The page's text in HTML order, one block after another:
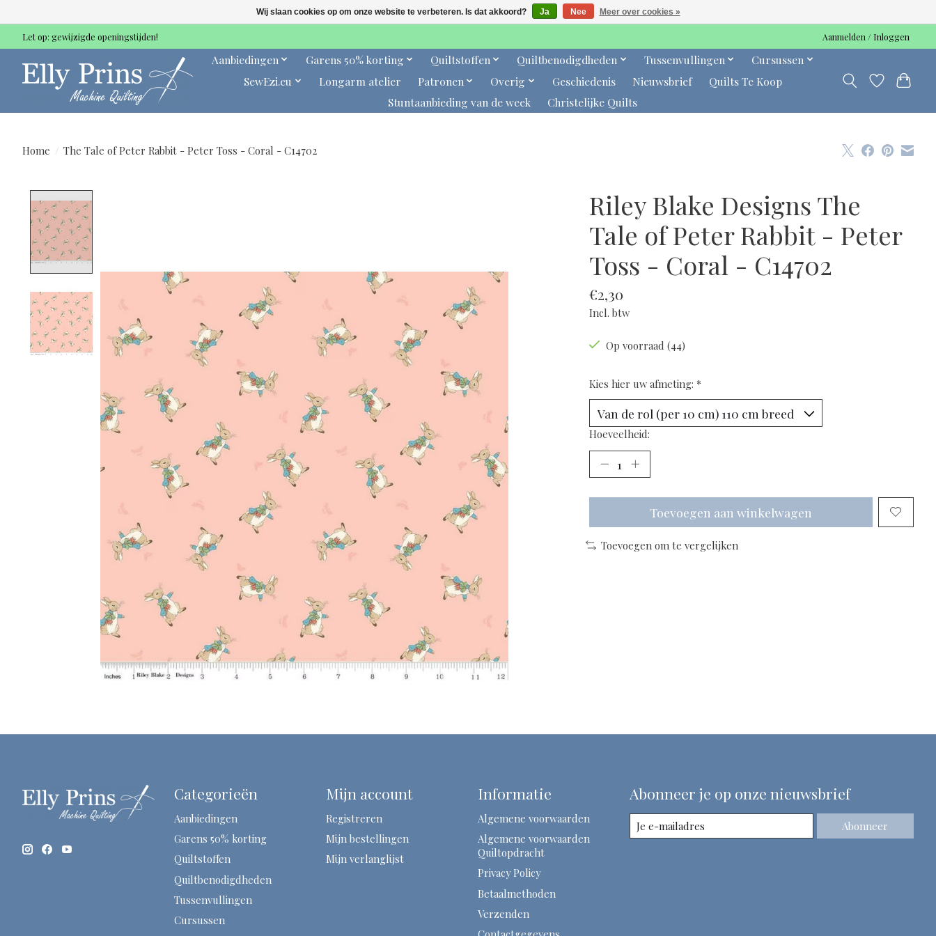
Let op: gewijzigde openingstijden! Aanmelden / Inloggen
Aanbiedingen Garens 50% korting Quiltstoffen Quiltbenodigdheden Tussenvullingen
Cursussen
SewEzi.eu
Longarm atelier Patronen Overig Geschiedenis Nieuwsbrief
Quilts Te Koop
Stuntaanbieding van de week
Christelijke Quilts
Home / The Tale of Peter Rabbit - Peter Toss - Coral - C14702
Riley Blake Designs The
Tale of Peter Rabbit - Peter
Toss - Coral - C14702
€2,30
Incl. btw
Op voorraad (44)
Kies hier uw afmeting: *
Hoeveelheid:
Toevoegen aan winkelwagen
Toevoegen om te vergelijken
Categorieën
Aanbiedingen
Garens 50% korting
Quiltstoffen
Quiltbenodigdheden
Tussenvullingen
Cursussen
Mijn account
Registreren
Mijn bestellingen
Mijn verlanglijst
Informatie
Algemene voorwaarden
Algemene voorwaarden
Quiltopdracht
Privacy Policy
Betaalmethoden
Verzenden
Abonneer je op onze nieuwsbrief
Abonneer
Wij slaan cookies op om onze website te verbeteren. Is dat akkoord? Ja Nee Meer over cookies »